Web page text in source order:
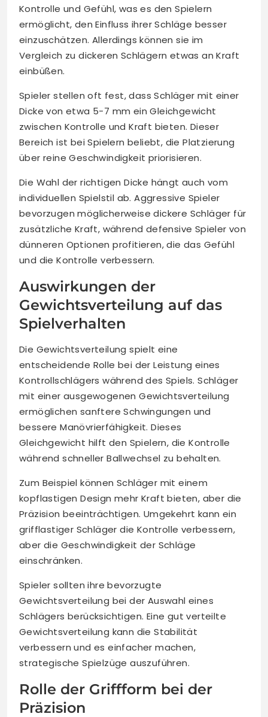
Kontrolle und Gefühl, was es den Spielern
ermöglicht, den Einfluss ihrer Schläge besser
einzuschätzen. Allerdings können sie im
Vergleich zu dickeren Schlägern etwas an Kraft
einbüßen.
Spieler stellen oft fest, dass Schläger mit einer
Dicke von etwa 5-7 mm ein Gleichgewicht
zwischen Kontrolle und Kraft bieten. Dieser
Bereich ist bei Spielern beliebt, die Platzierung
über reine Geschwindigkeit priorisieren.
Die Wahl der richtigen Dicke hängt auch vom
individuellen Spielstil ab. Aggressive Spieler
bevorzugen möglicherweise dickere Schläger für
zusätzliche Kraft, während defensive Spieler von
dünneren Optionen profitieren, die das Gefühl
und die Kontrolle verbessern.
Auswirkungen der
Gewichtsverteilung auf das
Spielverhalten
Die Gewichtsverteilung spielt eine
entscheidende Rolle bei der Leistung eines
Kontrollschlägers während des Spiels. Schläger
mit einer ausgewogenen Gewichtsverteilung
ermöglichen sanftere Schwingungen und
bessere Manövrierfähigkeit. Dieses
Gleichgewicht hilft den Spielern, die Kontrolle
während schneller Ballwechsel zu behalten.
Zum Beispiel können Schläger mit einem
kopflastigen Design mehr Kraft bieten, aber die
Präzision beeinträchtigen. Umgekehrt kann ein
grifflastiger Schläger die Kontrolle verbessern,
aber die Geschwindigkeit der Schläge
einschränken.
Spieler sollten ihre bevorzugte
Gewichtsverteilung bei der Auswahl eines
Schlägers berücksichtigen. Eine gut verteilte
Gewichtsverteilung kann die Stabilität
verbessern und es einfacher machen,
strategische Spielzüge auszuführen.
Rolle der Griffform bei der
Präzision